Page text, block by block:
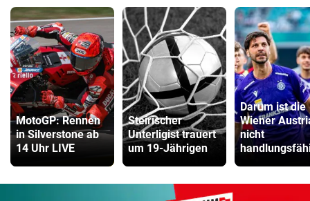
MotoGP: Rennen
in Silverstone ab
14 Uhr LIVE
Steirischer
Unterligist trauert
um 19-Jährigen
Darum ist die
Wiener
nicht